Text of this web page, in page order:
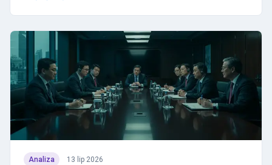
Analiza 13 lip 2026